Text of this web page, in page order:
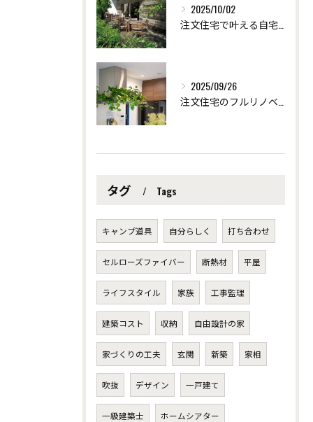
2025/10/02
2025/09/26
タグ Tags
キャンプ道具 自分らしく 打ち合わせ
セルローズファイバー 断熱材 平屋
ライフスタイル 家族 工事監理
建築コスト 収納 自由設計の家
家づくりの工夫 玄関 新築 家相
吹抜 デザイン 一戸建て
一級建築士 ホームシアター